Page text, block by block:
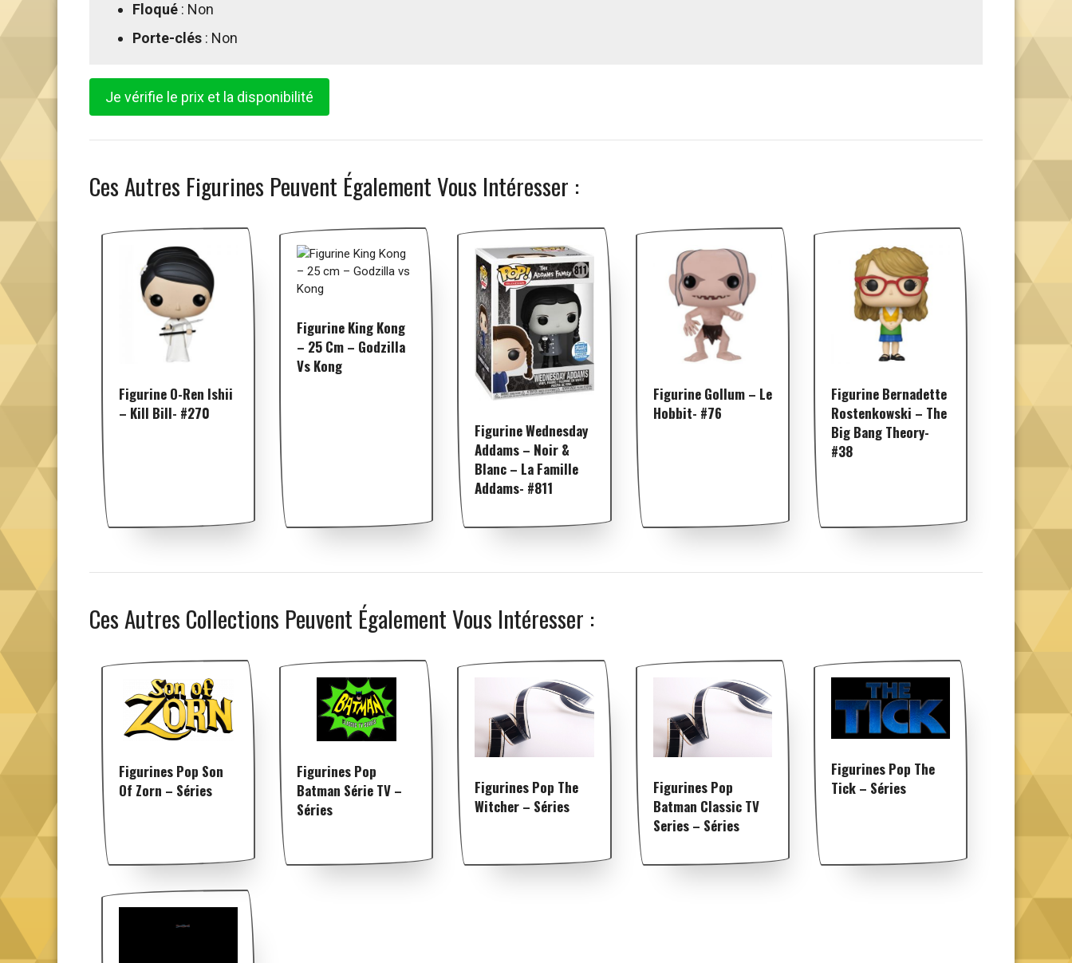
Floqué : Non
Porte-clés : Non
Je vérifie le prix et la disponibilité
Ces Autres Figurines Peuvent Également Vous Intéresser :
Figurine O-Ren Ishii
– Kill Bill- #270
Figurine King Kong
– 25 Cm – Godzilla
Vs Kong
Figurine Wednesday
Addams – Noir &
Blanc – La Famille
Addams- #811
Figurine Gollum – Le
Hobbit- #76
Figurine Bernadette
Rostenkowski – The
Big Bang Theory-
#38
Ces Autres Collections Peuvent Également Vous Intéresser :
Figurines Pop Son
Of Zorn – Séries
Figurines Pop
Batman Série TV –
Séries
Figurines Pop The
Witcher – Séries
Figurines Pop
Batman Classic TV
Series – Séries
Figurines Pop The
Tick – Séries